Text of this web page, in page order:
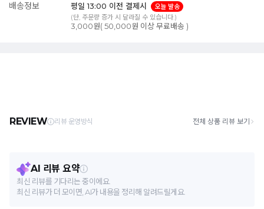
배송정보 평일 13:00 이전 결제시
오늘 발송
(단, 주문량 증가 시 달라질 수 있습니다.)
3,000원( 50,000원 이상 무료배송 )